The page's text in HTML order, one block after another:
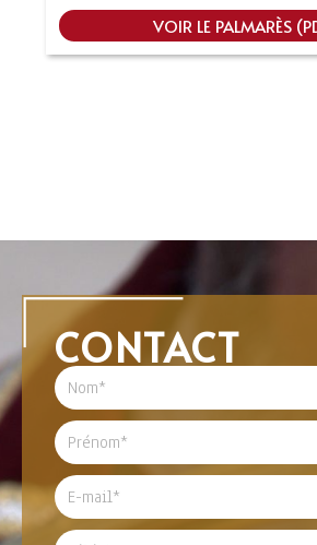
VOIR LE PALMARÈS
CONTACT